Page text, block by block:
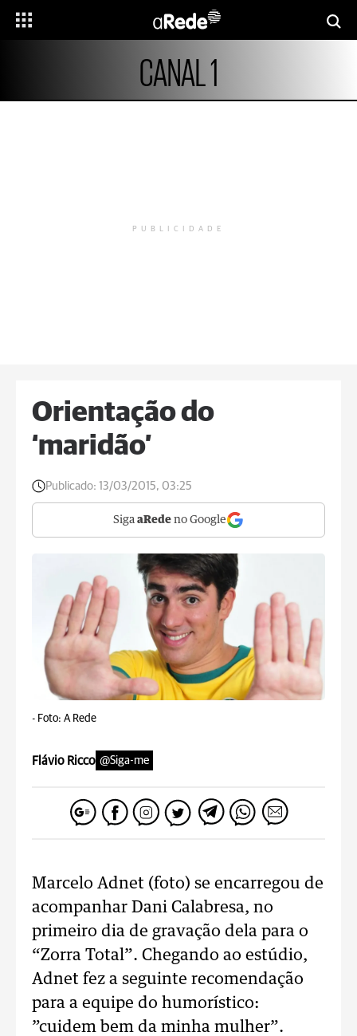
CANAL 1
PUBLICIDADE
Orientação do
‘maridão’
Publicado: 13/03/2015, 03:25
Siga aRede no Google
- Foto: A Rede
Flávio Ricco @Siga-me
Marcelo Adnet (foto) se encarregou de
acompanhar Dani Calabresa, no
primeiro dia de gravação dela para o
“Zorra Total”. Chegando ao estúdio,
Adnet fez a seguinte recomendação
para a equipe do humorístico:
”cuidem bem da minha mulher”.